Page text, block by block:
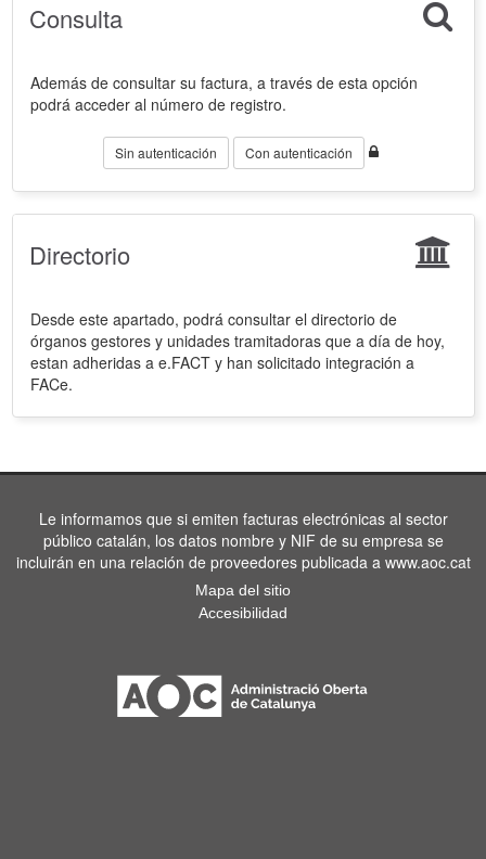
Consulta
Además de consultar su factura, a través de esta opción
podrá acceder al número de registro.
Sin autenticación Con autenticación
Directorio
Desde este apartado, podrá consultar el directorio de
órganos gestores y unidades tramitadoras que a día de hoy,
estan adheridas a e.FACT y han solicitado integración a
FACe.
Le informamos que si emiten facturas electrónicas al sector
público catalán, los datos nombre y NIF de su empresa se
incluirán en una relación de proveedores publicada a www.aoc.cat
Mapa del sitio
Accesibilidad